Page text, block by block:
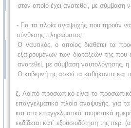
στον οποίο έχει ανατεθεί, με
- Για τα πλοία αναψυχής που τηρούν
σύνθεσης πληρώματος:
Ο ναυτικός, ο οποίος διαθέτει τα
εξαιρουμένων των διατάξεών της
ανατεθεί, με σύμβαση ναυτολόγησης,
Ο κυβερνήτης ασκεί τα καθήκοντα και
ζ.Λοιπό προσωπικό είναι το
επαγγελματικά πλοία αναψυχής, για
και στα επαγγελματικά τουριστικά
εκδίδεται κατ΄ εξουσιοδότηση της